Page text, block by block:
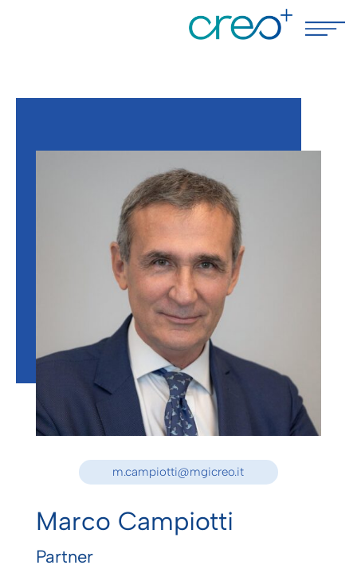
m.campiotti@mgicreo.it
Marco Campiotti
Partner